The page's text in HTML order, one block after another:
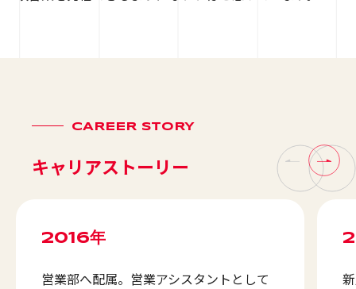
CAREER STORY
キャリアストーリー
2016年
営業部へ配属。営業アシスタントとして